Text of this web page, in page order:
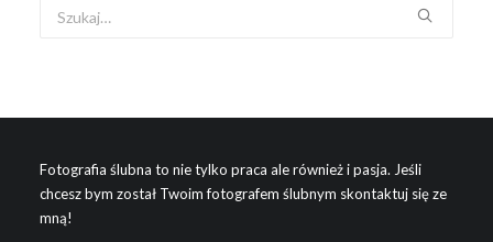
Fotografia ślubna to nie tylko praca ale również i pasja. Jeśli
chcesz bym został Twoim fotografem ślubnym skontaktuj się ze
mną!